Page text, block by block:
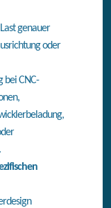
genauer
oder
bei CNC-